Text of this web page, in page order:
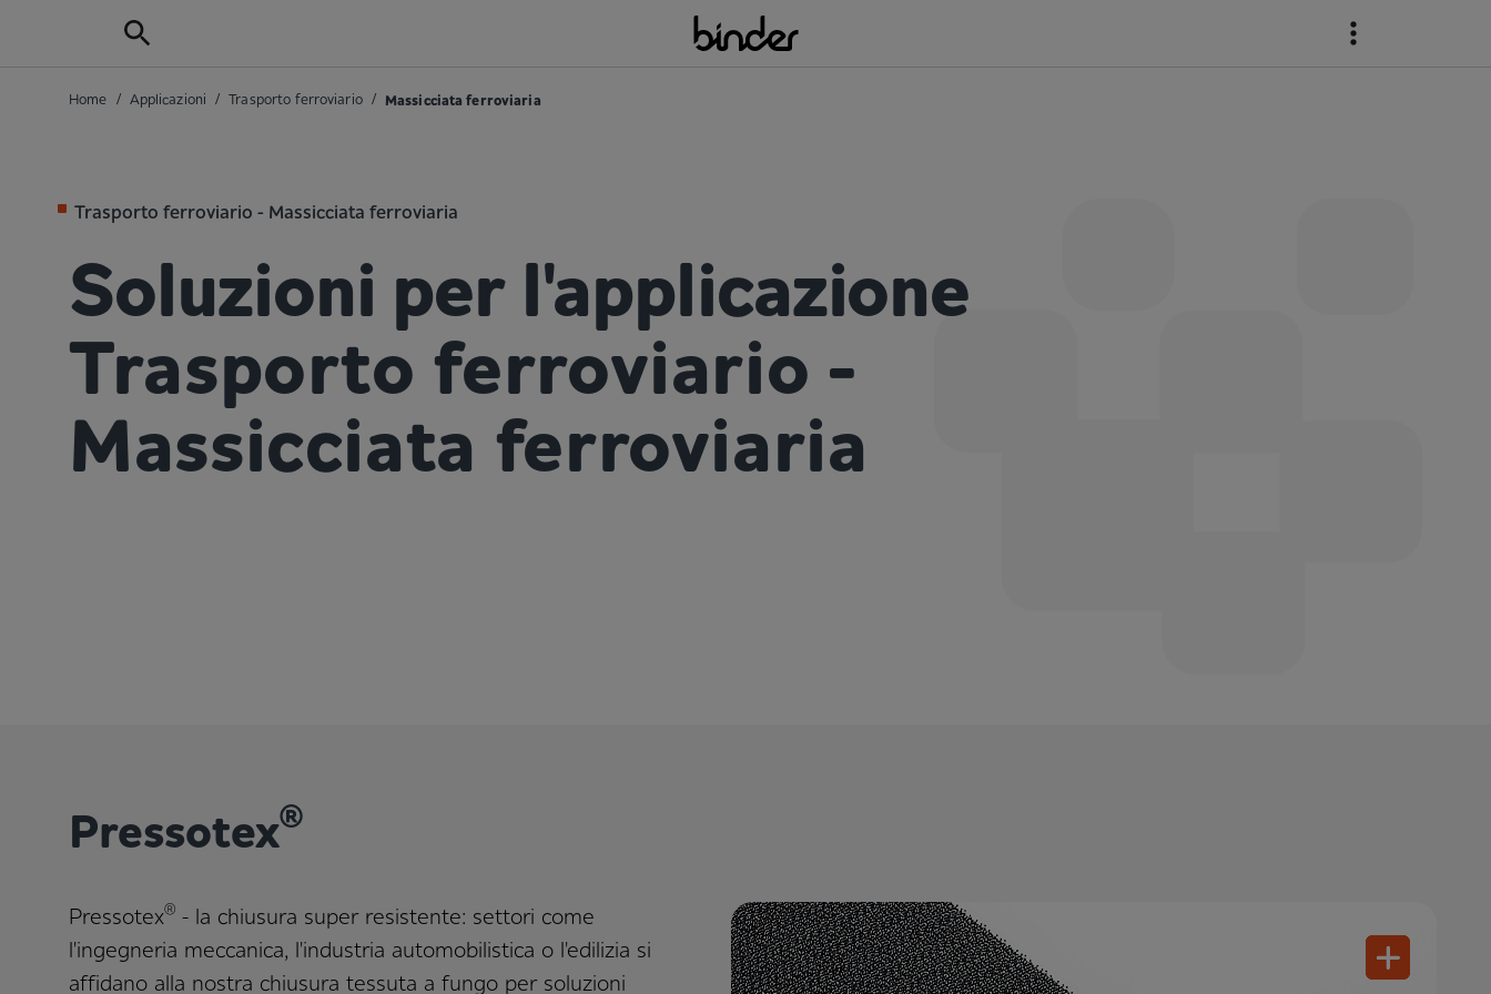
Home / Applicazioni / Trasporto ferroviario / Massicciata ferroviaria
Trasporto ferroviario - Massicciata ferroviaria
Soluzioni per l'applicazione
Trasporto ferroviario -
Massicciata ferroviaria
Pressotex®
Pressotex® - la chiusura super resistente: settori come
l'ingegneria meccanica, l'industria automobilistica o l'edilizia si
affidano alla nostra chiusura tessuta a fungo per soluzioni